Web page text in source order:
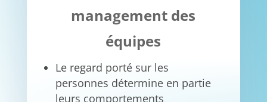
management des
équipes
Le regard porté sur les
personnes détermine en partie
leurs comportements